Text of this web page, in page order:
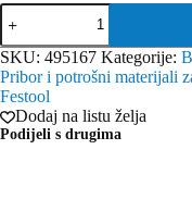
Festool
velika
četka
BE-
LHS
225
količina
SKU: 495167 Kategorije:
Pribor i potrošni materijali
Festool
Dodaj na listu želja
Podijeli s drugima